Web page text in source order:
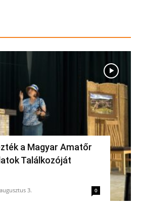
a Magyar Amatőr
Találkozóját
3. 0